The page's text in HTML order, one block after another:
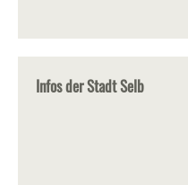
Infos der Stadt Selb